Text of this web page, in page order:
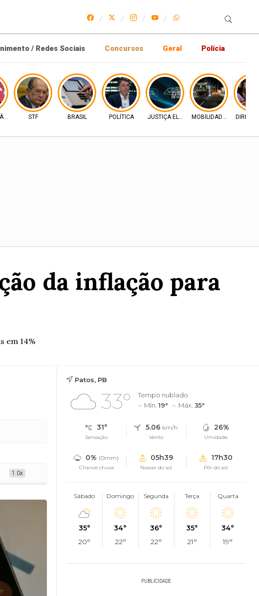
/ Redes Sociais Concursos Geral Polícia
2026 STF BRASIL POLÍTICA JUSTIÇA ELEITORALMOBILIDADE URBANA
da inflação para
em 14%
1.0x
Patos, PB
33°
Tempo nublado
Mín. 19° Máx. 35°
31°
Sensação
5.06 km/h
Vento
26%
Umidade
0% (0mm)
Chance chuva
05h39
Nascer do sol
17h30
Pôr do sol
Sábado
35°
20°
Domingo
34°
22°
Segunda
36°
22°
Terça
35°
21°
Quarta
34°
19°
PUBLICIDADE